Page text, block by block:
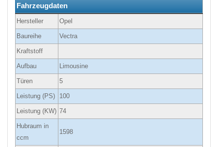
Fahrzeugdaten
Hersteller Opel
Baureihe Vectra
Kraftstoff
Aufbau Limousine
Türen 5
Leistung (PS) 100
Leistung (KW) 74
Hubraum in
ccm
1598